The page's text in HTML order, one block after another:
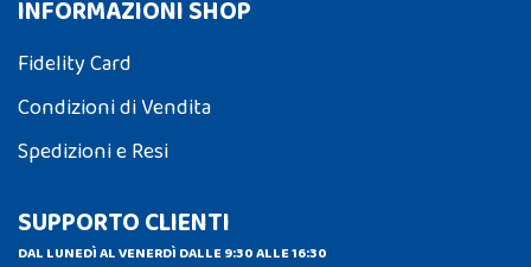
INFORMAZIONI SHOP
Fidelity Card
Condizioni di Vendita
Spedizioni e Resi
SUPPORTO CLIENTI
DAL LUNEDÌ AL VENERDÌ DALLE 9:30 ALLE 16:30